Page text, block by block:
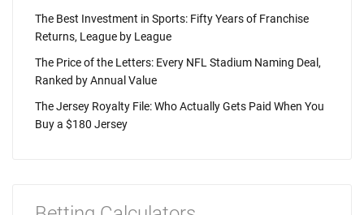
The Best Investment in Sports: Fifty Years of Franchise
Returns, League by League
The Price of the Letters: Every NFL Stadium Naming Deal,
Ranked by Annual Value
The Jersey Royalty File: Who Actually Gets Paid When You
Buy a $180 Jersey